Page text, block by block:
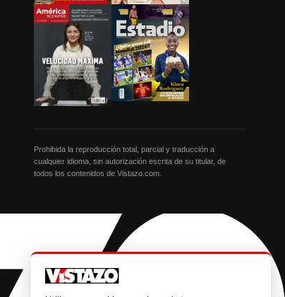
Prohibida la reproducción total, parcial y traducción a
cualquier idioma, sin autorización escrita de su titular, de
todos los contenidos de Vistazo.com.